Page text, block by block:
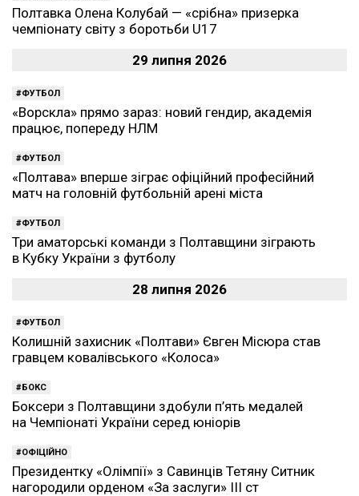
Полтавка Олена Колубай — «срібна» призерка
чемпіонату світу з боротьби U17
29 липня 2026
ФУТБОЛ
«Ворскла» прямо зараз: новий гендир, академія
працює, попереду НЛМ
ФУТБОЛ
«Полтава» вперше зіграє офіційний професійний
матч на головній футбольній арені міста
ФУТБОЛ
Три аматорські команди з Полтавщини зіграють
в Кубку України з футболу
28 липня 2026
ФУТБОЛ
Колишній захисник «Полтави» Євген Місюра став
гравцем ковалівського «Колоса»
БОКС
Боксери з Полтавщини здобули п’ять медалей
на Чемпіонаті України серед юніорів
ОФІЦІЙНО
Президентку «Олімпії» з Савинців Тетяну Ситник
нагородили орденом «За заслуги» ІІІ ст